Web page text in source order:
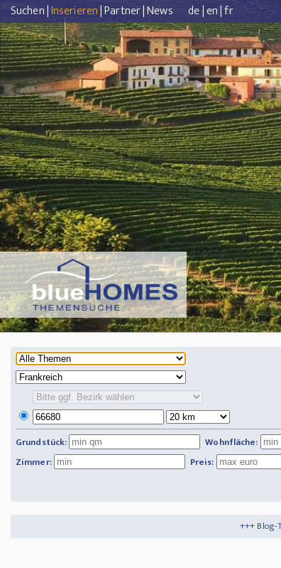
Suchen|Inserieren|Partner|News de|en|fr
Grundstück:
Wohnfläche:
Zimmer:
Preis:
+++ Blog-Ticker: +++Tipps